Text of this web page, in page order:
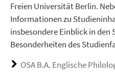
Freien Universität Berlin.
Informationen zu
insbesondere Einblick in
Besonderheiten des
OSA B.A. Englische